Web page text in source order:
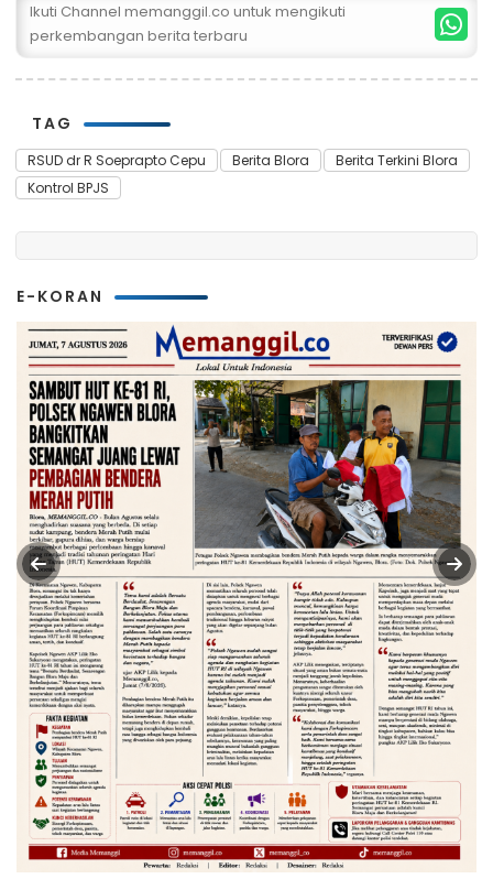
Ikuti Channel memanggil.co untuk mengikuti
perkembangan berita terbaru
TAG
RSUD dr R Soeprapto Cepu Berita Blora
Berita Terkini Blora
Kontrol BPJS
E-KORAN